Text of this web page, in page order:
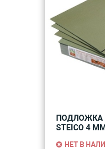
ПОДЛОЖКА
STEICO 4
НЕТ В